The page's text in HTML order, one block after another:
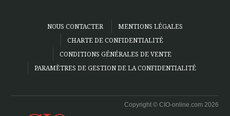
NOUS CONTACTER
MENTIONS LÉGALES
CHARTE DE CONFIDENTIALITÉ
CONDITIONS GÉNÉRALES DE VENTE
PARAMÈTRES DE GESTION DE LA CONFIDENTIALITÉ
Copyright © CIO-online.com 2026